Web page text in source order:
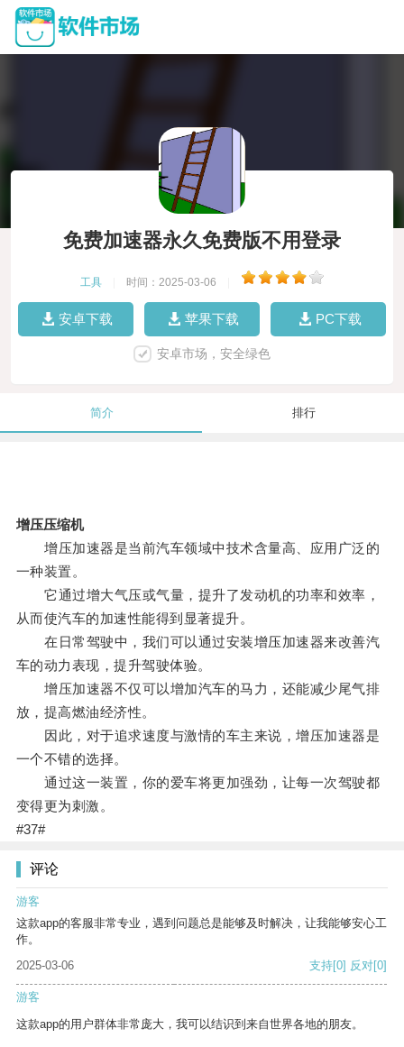
免费加速器永久免费版不用登录
工具 时间：2025-03-06
安卓下载 苹果下载 PC下载
安卓市场，安全绿色
简介 排行
增压压缩机
增压加速器是当前汽车领域中技术含量高、应用广泛的
一种装置。
它通过增大气压或气量，提升了发动机的功率和效率，
从而使汽车的加速性能得到显著提升。
在日常驾驶中，我们可以通过安装增压加速器来改善汽
车的动力表现，提升驾驶体验。
增压加速器不仅可以增加汽车的马力，还能减少尾气排
放，提高燃油经济性。
因此，对于追求速度与激情的车主来说，增压加速器是
一个不错的选择。
通过这一装置，你的爱车将更加强劲，让每一次驾驶都
变得更为刺激。
#37#
评论
游客
这款app的客服非常专业，遇到问题总是能够及时解决，让我能够安心工
作。
2025-03-06
支持[0] 反对[0]
游客
这款app的用户群体非常庞大，我可以结识到来自世界各地的朋友。